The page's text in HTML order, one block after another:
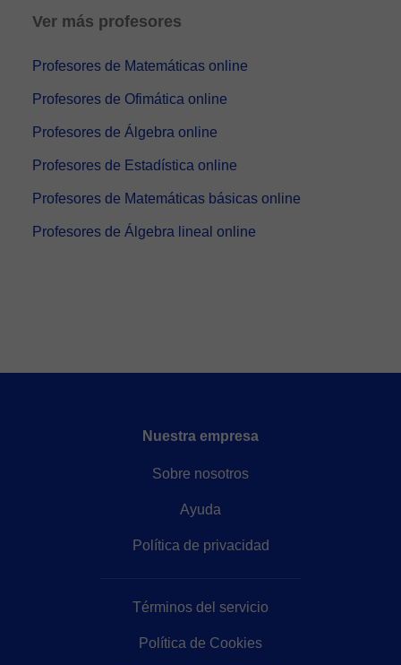
Ver más profesores
Profesores de Matemáticas online
Profesores de Ofimática online
Profesores de Álgebra online
Profesores de Estadística online
Profesores de Matemáticas básicas online
Profesores de Álgebra lineal online
Nuestra empresa
Sobre nosotros
Ayuda
Política de privacidad
Términos del servicio
Política de Cookies